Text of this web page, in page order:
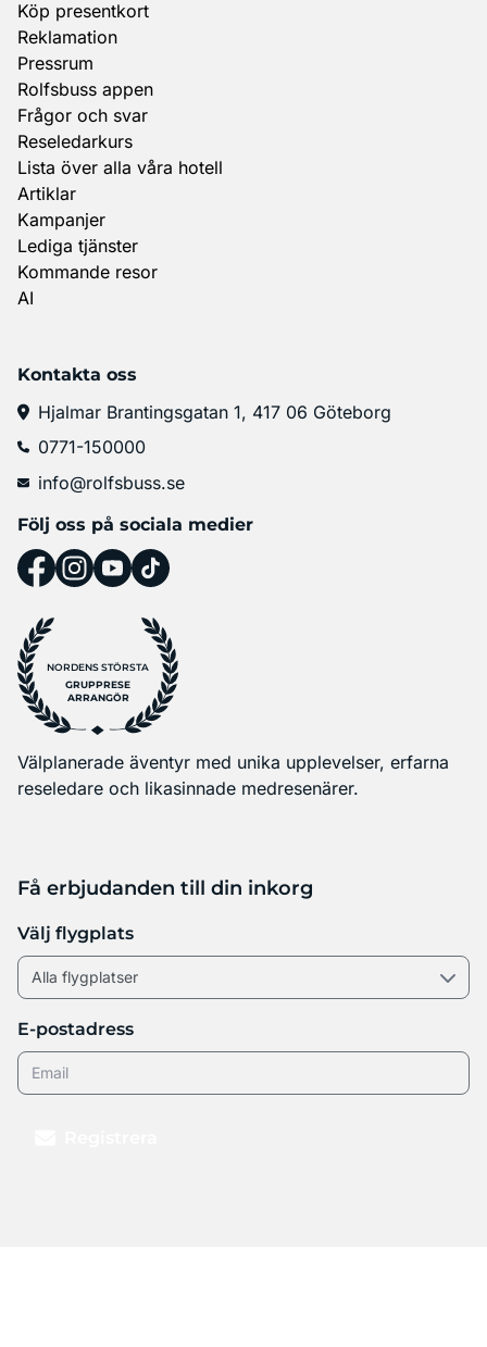
Köp presentkort
Reklamation
Pressrum
Rolfsbuss appen
Frågor och svar
Reseledarkurs
Lista över alla våra hotell
Artiklar
Kampanjer
Lediga tjänster
Kommande resor
AI
Kontakta oss
Hjalmar Brantingsgatan 1, 417 06 Göteborg
0771-150000
info@rolfsbuss.se
Följ oss på sociala medier
NORDENS STÖRSTA
GRUPPRESE
ARRANGÖR
Välplanerade äventyr med unika upplevelser, erfarna
reseledare och likasinnade medresenärer.
Få erbjudanden till din inkorg
Välj flygplats
E-postadress